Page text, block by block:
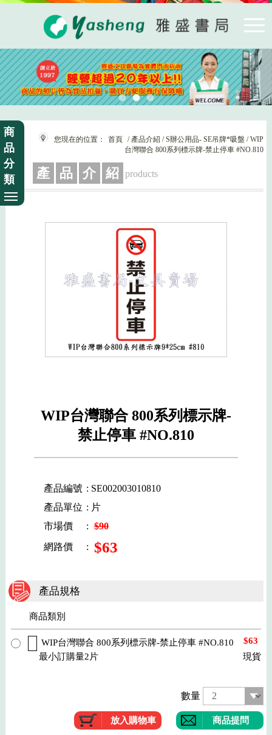
商
品
分
類
您現在的位置： 首頁 / 產品介紹 / S辦公用品- SE吊牌*吸盤 / WIP
台灣聯合 800系列標示牌-禁止停車 #NO.810
產 品 介 紹 products
WIP台灣聯合 800系列標示牌-
禁止停車 #NO.810
產品編號 : SE002003010810
產品單位 : 片
市場價
: $90
網路價
: $63
產品規格
商品類別
WIP台灣聯合 800系列標示牌-禁止停車 #NO.810
$63
最小訂購量2片
現貨
數量
商品提問